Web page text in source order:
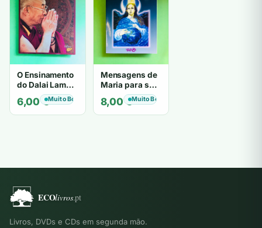
O Ensinamento
do Dalai Lama -
por Sua
Santidade o
Dalai Lama
6,00€Muito Bom
Mensagens de
Maria para sua
família - Annie
Kirkwood &
Byron
8,00€Muito Bom
Livros, DVDs e CDs em segunda mão.